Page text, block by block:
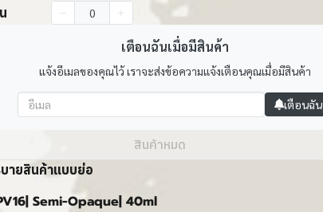
เตือนฉันเมื่อมีสินค้า
แจ้งอีเมลของคุณไว้ เราจะส่งข้อความแจ้งเตือนคุณเมื่อมีสินค้า
เตือนฉัน
สินค้าหมด
ายสินค้าแบบย่อ
Semi-Opaque| 40ml